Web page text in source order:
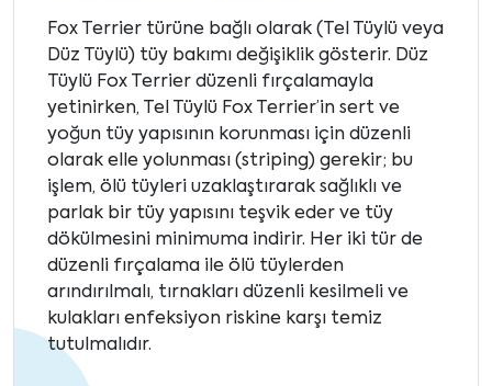
Fox Terrier türüne bağlı olarak (Tel Tüylü veya
Düz Tüylü) tüy bakımı değişiklik gösterir. Düz
Tüylü Fox Terrier düzenli fırçalamayla
yetinirken, Tel Tüylü Fox Terrier’in sert ve
yoğun tüy yapısının korunması için düzenli
olarak elle yolunması (striping) gerekir; bu
işlem, ölü tüyleri uzaklaştırarak sağlıklı ve
parlak bir tüy yapısını teşvik eder ve tüy
dökülmesini minimuma indirir. Her iki tür de
düzenli fırçalama ile ölü tüylerden
arındırılmalı, tırnakları düzenli kesilmeli ve
kulakları enfeksiyon riskine karşı temiz
tutulmalıdır.